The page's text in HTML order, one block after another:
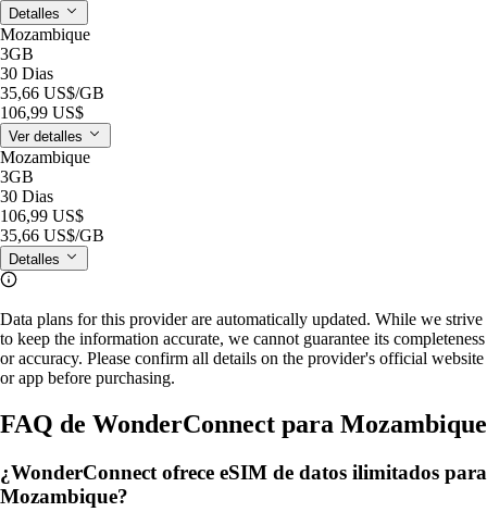
Detalles
Mozambique
3GB
30 Dias
35,66 US$/GB
106,99 US$
Ver detalles
Mozambique
3GB
30 Dias
106,99 US$
35,66 US$/GB
Detalles
Data plans for this provider are automatically updated. While we strive
to keep the information accurate, we cannot guarantee its completeness
or accuracy. Please confirm all details on the provider's official website
or app before purchasing.
FAQ de WonderConnect para Mozambique
¿WonderConnect ofrece eSIM de datos ilimitados para
Mozambique?